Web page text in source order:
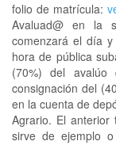
folio de matrícula:
Avaluad@ en la
comenzará el día
hora de pública
(70%) del
consignación del
en la cuenta de
Agrario. El
sirve de ejemplo